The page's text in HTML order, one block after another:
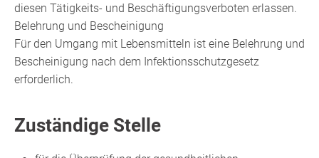
diesen Tätigkeits- und Beschäftigungsverboten erlassen.
Belehrung und Bescheinigung
Für den Umgang mit Lebensmitteln ist eine Belehrung und
Bescheinigung nach dem Infektionsschutzgesetz
erforderlich.
Zuständige Stelle